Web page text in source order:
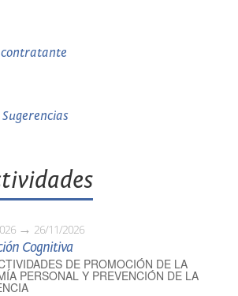
26/11/2026
Cognitiva
DE PROMOCIÓN DE LA
PERSONAL Y PREVENCIÓN DE LA